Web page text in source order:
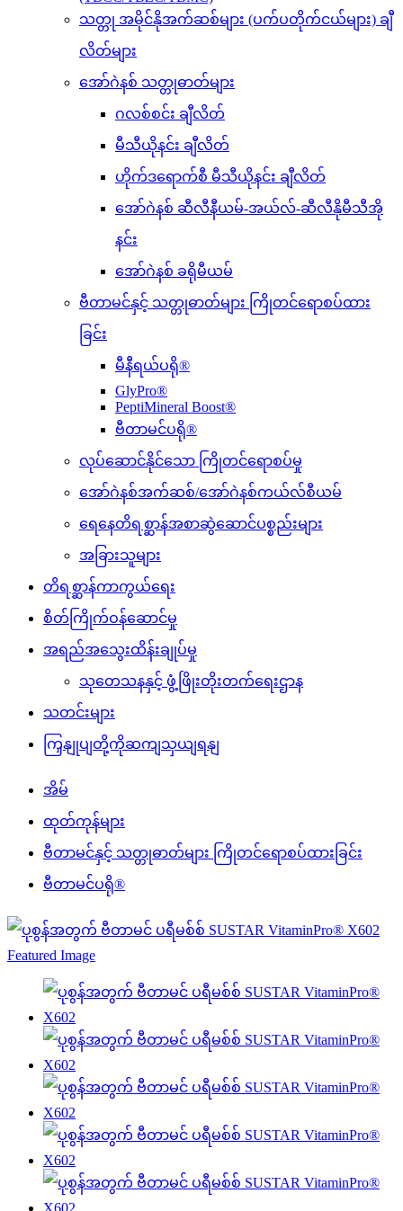
သတ္တု အမိုင်နိုအက်ဆစ်များ (ပက်ပတိုက်ငယ်များ) ချီ
လိတ်များ
အော်ဂဲနစ် သတ္တုဓာတ်များ
ဂလစ်စင်း ချီလိတ်
မီသီယိုနင်း ချီလိတ်
ဟိုက်ဒရောက်စီ မီသီယိုနင်း ချီလိတ်
အော်ဂဲနစ် ဆီလီနီယမ်-အယ်လ်-ဆီလီနိုမီသီအို
နင်း
အော်ဂဲနစ် ခရိုမီယမ်
ဗီတာမင်နှင့် သတ္တုဓာတ်များ ကြိုတင်ရောစပ်ထား
ခြင်း
မီနီရယ်ပရို®
GlyPro®
PeptiMineral Boost®
ဗီတာမင်ပရို®
လုပ်ဆောင်နိုင်သော ကြိုတင်ရောစပ်မှု
အော်ဂဲနစ်အက်ဆစ်/အော်ဂဲနစ်ကယ်လ်စီယမ်
ရေနေတိရစ္ဆာန်အစာဆွဲဆောင်ပစ္စည်းများ
အခြားသူများ
တိရစ္ဆာန်ကာကွယ်ရေး
စိတ်ကြိုက်ဝန်ဆောင်မှု
အရည်အသွေးထိန်းချုပ်မှု
သုတေသနနှင့် ဖွံ့ဖြိုးတိုးတက်ရေးဌာန
သတင်းများ
ကြှနျုပျတို့ကိုဆကျသှယျရနျ
အိမ်
ထုတ်ကုန်များ
ဗီတာမင်နှင့် သတ္တုဓာတ်များ ကြိုတင်ရောစပ်ထားခြင်း
ဗီတာမင်ပရို®